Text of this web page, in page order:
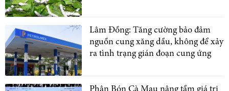
Lâm Đồng: Tăng cường bảo đảm
nguồn cung xăng dầu, không để xảy
ra tình trạng gián đoạn cung ứng